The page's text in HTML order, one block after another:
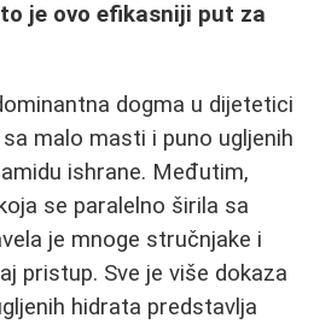
je ovo efikasniji put za
dogma u dijetetici
malo masti i puno ugljenih
ishrane. Međutim,
se paralelno širila sa
je mnoge stručnjake i
pristup. Sve je više dokaza
hidrata predstavlja